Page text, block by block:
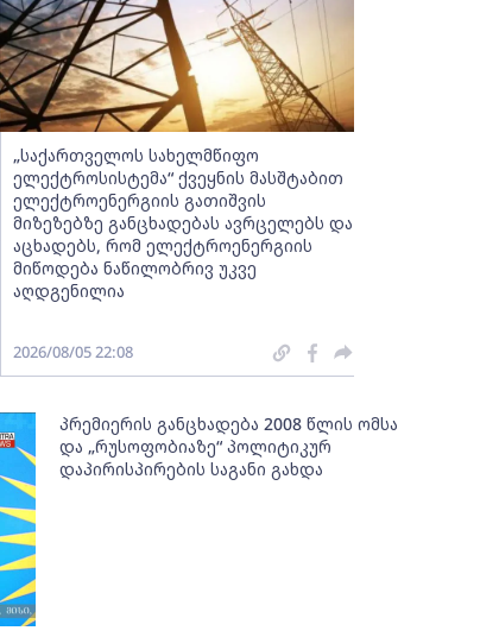
„საქართველოს სახელმწიფო
ელექტროსისტემა“ ქვეყნის მასშტაბით
ელექტროენერგიის გათიშვის
მიზეზებზე განცხადებას ავრცელებს და
აცხადებს, რომ ელექტროენერგიის
მიწოდება ნაწილობრივ უკვე
აღდგენილია
2026/08/05 22:08
პრემიერის განცხადება 2008 წლის ომსა
და „რუსოფობიაზე“ პოლიტიკურ
დაპირისპირების საგანი გახდა